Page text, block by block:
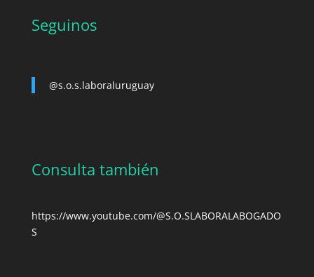
Seguinos
@s.o.s.laboraluruguay
Consulta también
https://www.youtube.com/@S.O.SLABORALABOGADO
S